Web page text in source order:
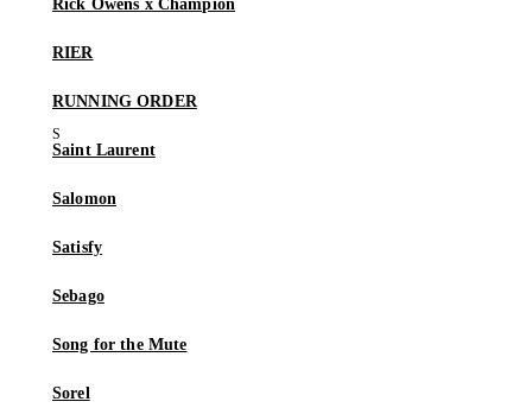
Rick Owens x Champion
RIER
RUNNING ORDER
Saint Laurent
Salomon
Satisfy
Sebago
Song for the Mute
Sorel